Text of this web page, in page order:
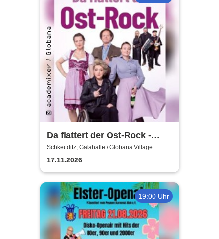
Da flattert der Ost-Rock -
H.Blank, A. Geißler, R.
Köbernick
Schkeuditz, Galahalle / Globana Village
17.11.2026
19:00 Uhr